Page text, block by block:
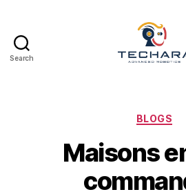
Search
BLOGS
Maisons